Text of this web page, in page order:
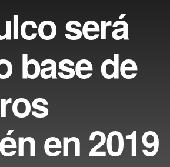
será
base de
en 2019